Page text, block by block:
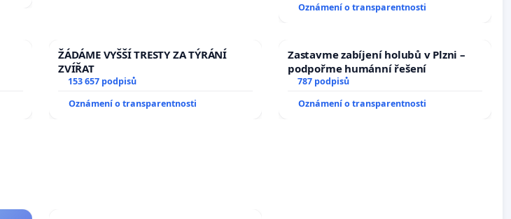
Oznámení o transparentnosti
ŽÁDÁME VYŠŠÍ TRESTY ZA TÝRÁNÍ
ZVÍŘAT
153 657 podpisů
Oznámení o transparentnosti
Zastavme zabíjení holubů v Plzni –
podpořme humánní řešení
787 podpisů
Oznámení o transparentnosti